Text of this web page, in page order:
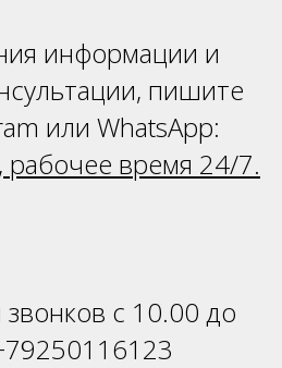
информации и
пишите
или WhatsApp:
время 24/7.
с 10.00 до